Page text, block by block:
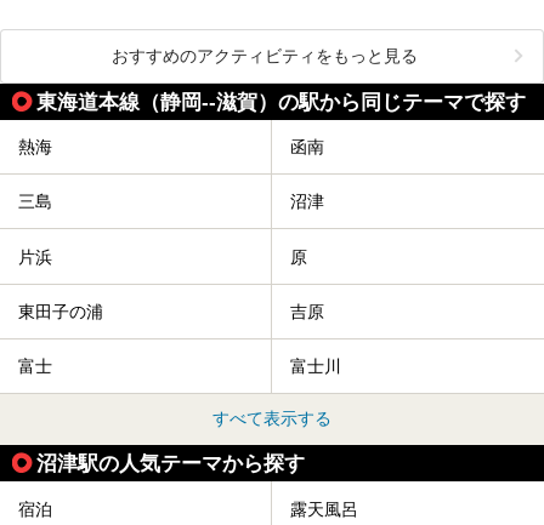
おすすめのアクティビティをもっと見る
東海道本線（静岡--滋賀）の駅から同じテーマで探す
熱海 函南
三島 沼津
片浜 原
東田子の浦 吉原
富士 富士川
すべて表示する
沼津駅の人気テーマから探す
宿泊 露天風呂